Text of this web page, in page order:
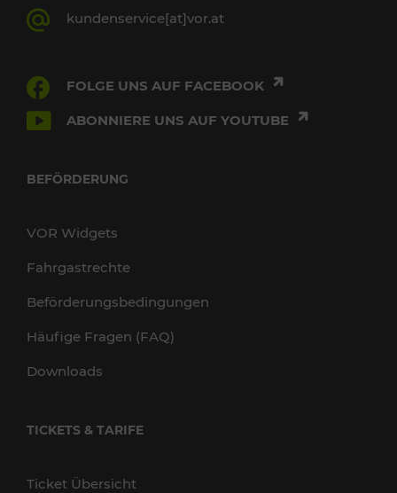
kundenservice[at]vor.at
FOLGE UNS AUF FACEBOOK
ABONNIERE UNS AUF YOUTUBE
BEFÖRDERUNG
VOR Widgets
Fahrgastrechte
Beförderungsbedingungen
Häufige Fragen (FAQ)
Downloads
TICKETS & TARIFE
Ticket Übersicht